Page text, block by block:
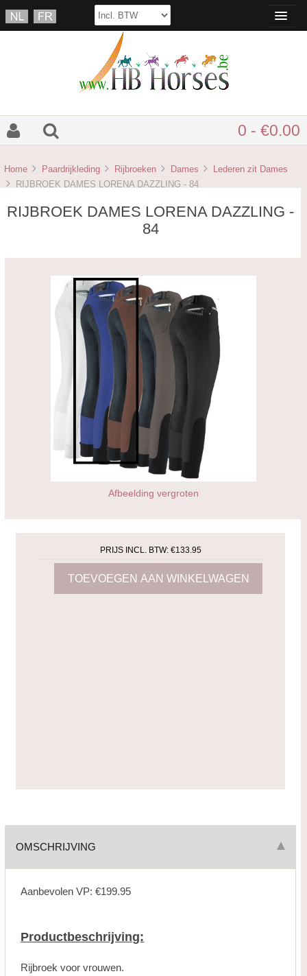
0 - €0.00
Home Paardrijkleding Rijbroeken Dames
Lederen zit Dames
RIJBROEK DAMES LORENA DAZZLING - 84
RIJBROEK DAMES LORENA DAZZLING -
84
Afbeelding vergroten
PRIJS INCL. BTW: €133.95
OMSCHRIJVING
Aanbevolen VP: €199.95
Productbeschrijving:
Rijbroek voor vrouwen.